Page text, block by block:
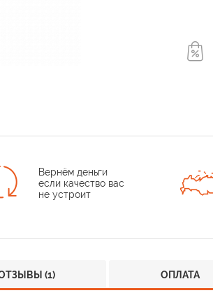
Вернём деньги
если качество вас
не устроит
(1) ОПЛАТА